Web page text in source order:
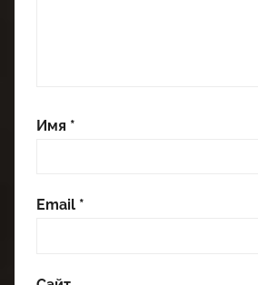
Имя *
Email *